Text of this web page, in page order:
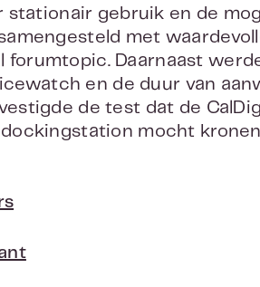
gebruik en de
met
Daarnaast
en de duur van
de test dat de
mocht